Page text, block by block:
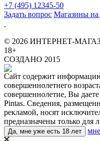
+7 (495) 12345-50
Задать вопрос Магазины на
© 2026 ИНТЕРНЕТ-
18+
СОЗДАНО 2015
Сайт содержит
совершеннолетнего
совершеннолетие, Вы
Pintas. Сведения,
рекламой, носят
предназначены только для
Да, мне уже есть 18 лет